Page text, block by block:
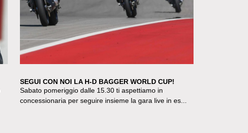
SEGUI CON NOI LA H-D BAGGER WORLD CUP!
Sabato pomeriggio dalle 15.30 ti aspettiamo in
concessionaria per seguire insieme la gara live in es...